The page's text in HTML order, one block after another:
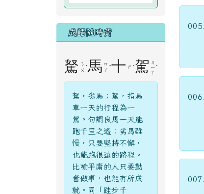
成語隨時背
駑 ㄋ
ㄨ ˊ馬 ㄇ
ㄚ ˇ十 ㄕ ˊ駕 ㄐ
ㄧ
ㄚ
ˋ
駑，劣馬；駕，指馬
車一天的行程為一
駕。句謂良馬一天能
跑千里之遙；劣馬雖
慢，只要堅持不懈，
也能跑很遠的路程。
比喻平庸的人只要勤
奮做事，也能有所成
就。同「跬步千
005.
006.
007.